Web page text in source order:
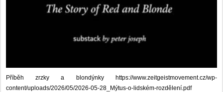
Příběh zrzky a blondýnky https://www.zeitgeistmovement.cz/wp-
content/uploads/2026/05/2026-05-28_Mýtus-o-lidském-rozdělení.pdf